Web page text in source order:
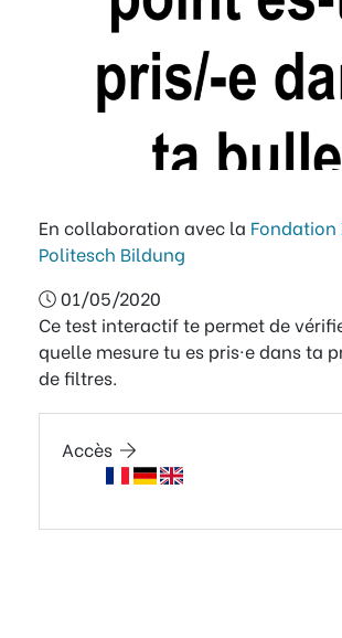
En collaboration avec la
Politesch Bildung
01/05/2020
Ce test interactif te permet de
quelle mesure tu es pris·e dans ta
de filtres.
Accès